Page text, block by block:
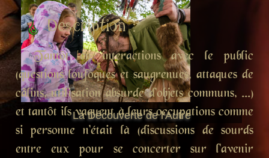
La Découverte de l'Autre
Description :
Tantôt en interactions avec le public
(questions loufoques et saugrenues, attaques de
câlins, utilisation absurde d'objets communs, ...)
et tantôt ils vaquent à leurs occupations comme
si personne n'était là (discussions de sourds
entre eux pour se concerter sur l'avenir